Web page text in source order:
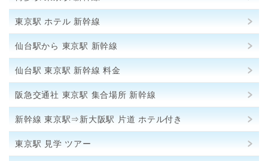
東京駅 ホテル 新幹線
仙台駅から 東京駅 新幹線
仙台駅 東京駅 新幹線 料金
阪急交通社 東京駅 集合場所 新幹線
新幹線 東京駅⇒新大阪駅 片道 ホテル付き
東京駅 見学 ツアー